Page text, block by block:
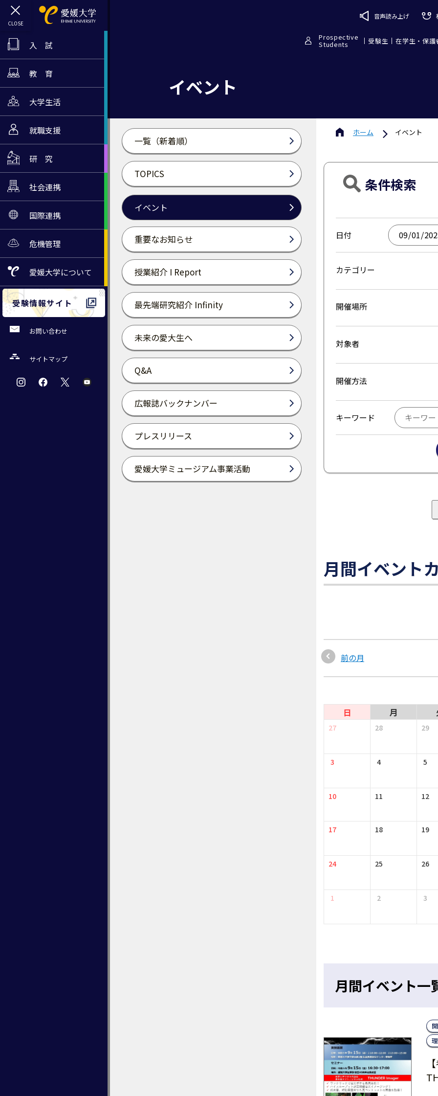
入 試
教 育
大学生活
就職支援
研 究
社会連携
国際連携
危機管理
愛媛大学について
受験情報サイト
お問い合わせ
サイトマップ
音声読み上げ
Prospective
Students 受験生 在学生・保護
イベント
一覧（新着順）
TOPICS
イベント
重要なお知らせ
授業紹介 I Report
最先端研究紹介 Infinity
未来の愛大生へ
Q&A
広報誌バックナンバー
プレスリリース
愛媛大学ミュージアム事業活動
ホーム イベント
条件検索
日付
カテゴリー
開催場所
対象者
開催方法
キーワード
月間イベント
前の月
日 月
27 28 29
3 4 5
10 11 12
17 18 19
24 25 26
1 2 3
月間イベント一